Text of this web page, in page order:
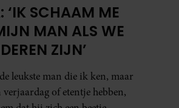
‘IK SCHAAM ME
MAN ALS WE
ZIJN’
leukste man die ik ken, maar
verjaardag of etentje hebben,